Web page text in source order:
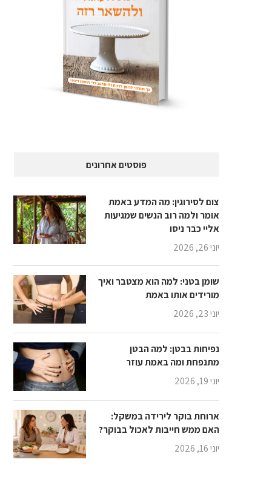
פוסטים אחרונים
צום לסירוגין: מה המדע באמת
אומר ולמה רוב הנשים שמגיעות
אליי כבר ניסו
יוני 26, 2026
שומן בטני: למה הוא מצטבר ואיך
מורידים אותו באמת
יוני 23, 2026
נפיחות בבטן: למה הבטן
מתנפחת ומה באמת עוזר
יוני 19, 2026
ארוחת בוקר לירידה במשקל:
האם ממש חייבות לאכול בבוקר?
יוני 16, 2026